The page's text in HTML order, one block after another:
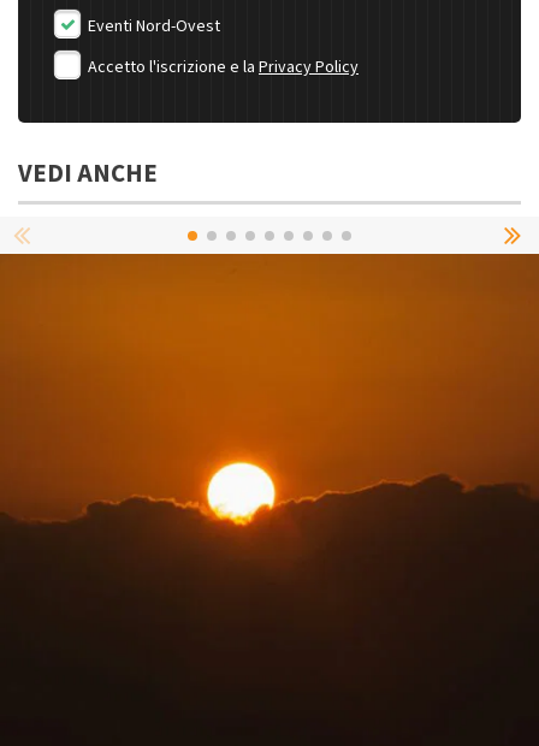
Eventi Nord-Ovest
Accetto l'iscrizione e la Privacy Policy
VEDI ANCHE